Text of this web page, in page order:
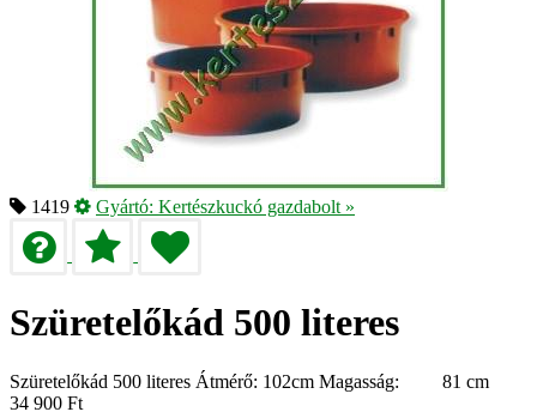
1419 Gyártó: Kertészkuckó gazdabolt »
Szüretelőkád 500 literes
Szüretelőkád 500 literes Átmérő: 102cm Magasság: 81 cm
34 900 Ft